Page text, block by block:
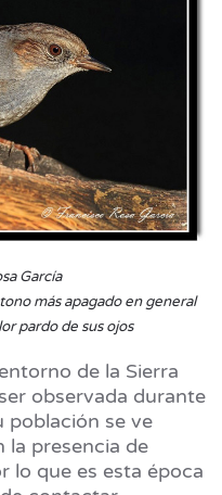
García
más apagado en general
pardo de sus ojos
de la Sierra
observada durante
población se ve
la presencia de
lo que es esta época